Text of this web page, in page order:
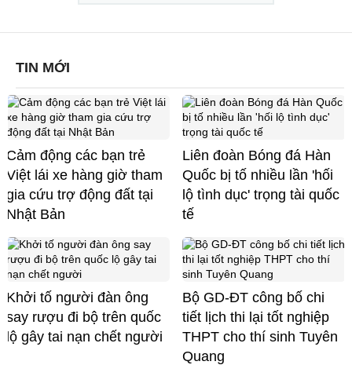
TIN MỚI
Cảm động các bạn trẻ
Việt lái xe hàng giờ tham
gia cứu trợ động đất tại
Nhật Bản
Liên đoàn Bóng đá Hàn
Quốc bị tố nhiều lần 'hối
lộ tình dục' trọng tài quốc
tế
Khởi tố người đàn ông
say rượu đi bộ trên quốc
lộ gây tai nạn chết người
Bộ GD-ĐT công bố chi
tiết lịch thi lại tốt nghiệp
THPT cho thí sinh Tuyên
Quang